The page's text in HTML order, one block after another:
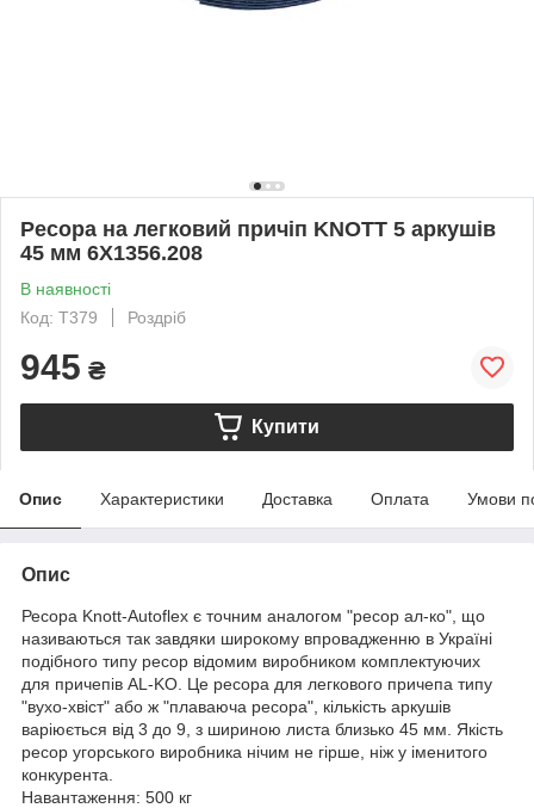
Ресора на легковий причіп KNOTT 5 аркушів
45 мм 6X1356.208
В наявності
Код: T379
Роздріб
945 ₴
Купити
Опис Характеристики Доставка Оплата Умови
Опис
Ресора Knott-Autoflex є точним аналогом "ресор ал-ко", що
називаються так завдяки широкому впровадженню в Україні
подібного типу ресор відомим виробником комплектуючих
для причепів AL-KO. Це ресора для легкового причепа типу
"вухо-хвіст" або ж "плаваюча ресора", кількість аркушів
варіюється від 3 до 9, з шириною листа близько 45 мм. Якість
ресор угорського виробника нічим не гірше, ніж у іменитого
конкурента.
Навантаження: 500 кг